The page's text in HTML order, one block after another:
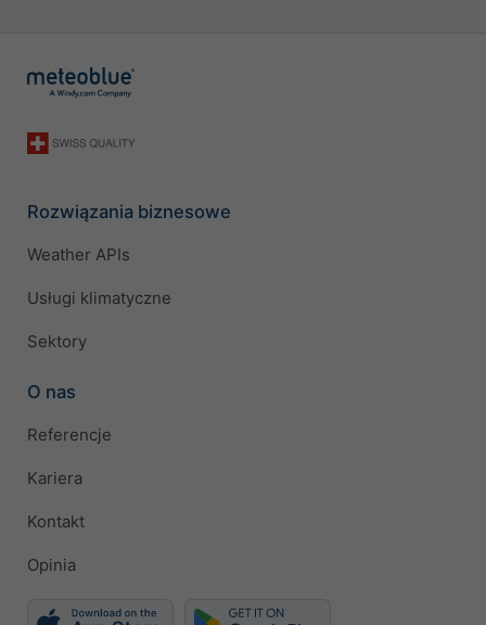
Rozwiązania biznesowe
Weather APIs
Usługi klimatyczne
Sektory
O nas
Referencje
Kariera
Kontakt
Opinia